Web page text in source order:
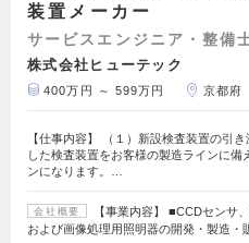
装置メーカー
サービスエンジニア・整備
株式会社ヒューテック
400万円 ～ 599万円 京都府
【仕事内容】 （１）新設検査装置の引
した検査装置をお客様の製造ラインに備
ンになります。…
会社概要
【事業内容】 ■CCDセンサ
および画像処理用照明器の開発・製造・